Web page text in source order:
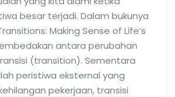
besar terjadi. Dalam bukunya
Making Sense of Life’s
antara perubahan
(transition). Sementara
peristiwa eksternal yang
pekerjaan, transisi